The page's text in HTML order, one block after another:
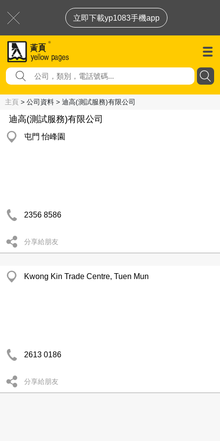
立即下載yp1083手機app
主頁 > 公司資料 > 迪高(測試服務)有限公司
迪高(測試服務)有限公司
屯門 怡峰園
2356 8586
分享給朋友
Kwong Kin Trade Centre, Tuen Mun
2613 0186
分享給朋友